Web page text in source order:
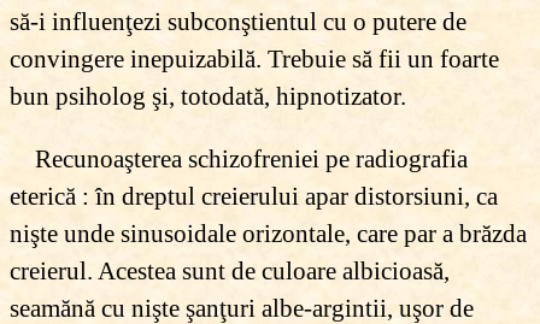
să-i influenţezi subconştientul cu o putere de
convingere inepuizabilă. Trebuie să fii un foarte
bun psiholog şi, totodată, hipnotizator.
Recunoaşterea schizofreniei pe radiografia
eterică : în dreptul creierului apar distorsiuni, ca
nişte unde sinusoidale orizontale, care par a brăzda
creierul. Acestea sunt de culoare albicioasă,
seamănă cu nişte şanţuri albe-argintii, uşor de